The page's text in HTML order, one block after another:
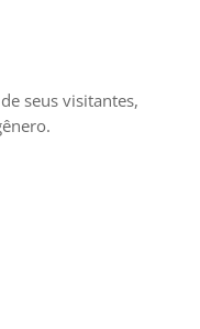
seus visitantes,